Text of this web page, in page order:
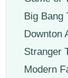
Big Bang
Downton
Stranger
Modern